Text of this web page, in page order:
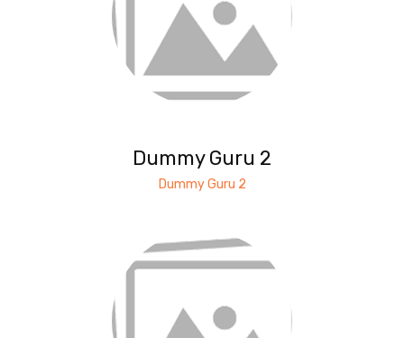
Dummy Guru 2
Dummy Guru 2